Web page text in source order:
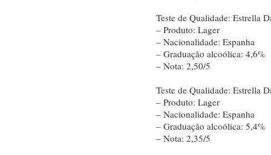
Teste de Qualidade: Estrella
– Produto: Lager
– Nacionalidade: Espanha
– Graduação alcoólica: 4,6%
– Nota: 2,50/5
Teste de Qualidade: Estrella
– Produto: Lager
– Nacionalidade: Espanha
– Graduação alcoólica: 5,4%
– Nota: 2,35/5